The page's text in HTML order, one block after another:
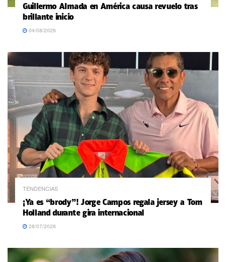
Guillermo Almada en América causa revuelo tras
brillante inicio
04/08/2026
TENDENCIAS
¡Ya es “brody”! Jorge Campos regala jersey a Tom
Holland durante gira internacional
28/07/2026